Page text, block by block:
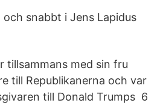
snabbt i Jens Lapidus
tillsammans med sin fru
till Republikanerna och var
till Donald Trumps 6